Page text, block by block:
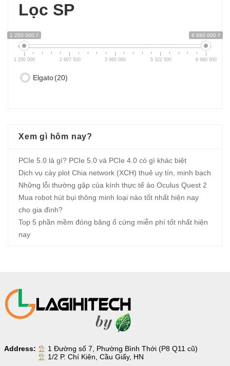
Lọc SP
1 250 000 ₫ 6 680 000 ₫
1 250 000 2 607 500 3 965 000 5 322 500 6 680 000
Elgato(20)
Xem gì hôm nay?
PCIe 5.0 là gì? PCIe 5.0 và PCIe 4.0 có gì khác biệt
Dịch vụ cày plot Chia network (XCH) thuê uy tín, minh bạch
Những lỗi thường gặp của kính thực tế ảo Oculus Quest 2
Mua robot hút bụi thông minh loại nào tốt nhất hiện nay
cho gia đình?
Top 5 phần mềm đóng băng ổ cứng miễn phí tốt nhất hiện
nay
Address:
1 Đường số 7, Phường Bình Thới (P8 Q11 cũ)
1/2 P. Chí Kiên, Cầu Giấy, HN